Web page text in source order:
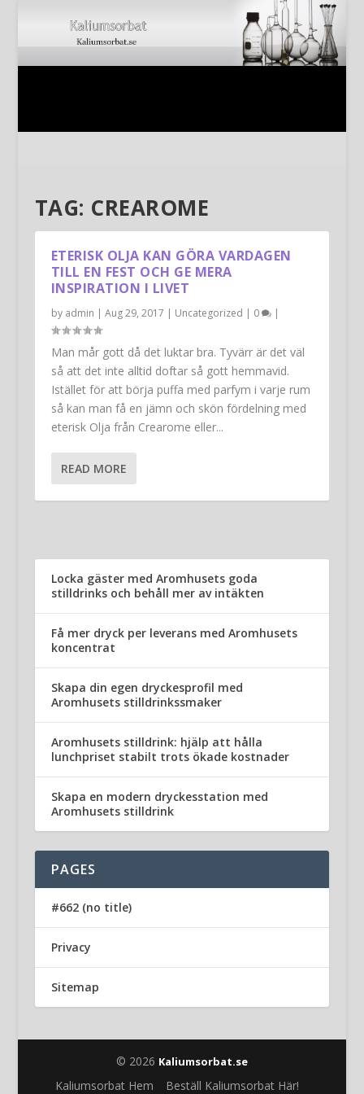
TAG: CREAROME
ETERISK OLJA KAN GÖRA VARDAGEN
TILL EN FEST OCH GE MERA
INSPIRATION I LIVET
by admin | Aug 29, 2017 | Uncategorized | 0 |
Man mår gott då det luktar bra. Tyvärr är det väl
så att det inte alltid doftar så gott hemmavid.
Istället för att börja puffa med parfym i varje rum
så kan man få en jämn och skön fördelning med
eterisk Olja från Crearome eller...
READ MORE
Locka gäster med Aromhusets goda
stilldrinks och behåll mer av intäkten
Få mer dryck per leverans med Aromhusets
koncentrat
Skapa din egen dryckesprofil med
Aromhusets stilldrinkssmaker
Aromhusets stilldrink: hjälp att hålla
lunchpriset stabilt trots ökade kostnader
Skapa en modern dryckesstation med
Aromhusets stilldrink
PAGES
#662 (no title)
Privacy
Sitemap
© 2026 Kaliumsorbat.se
Kaliumsorbat Hem Beställ Kaliumsorbat Här!